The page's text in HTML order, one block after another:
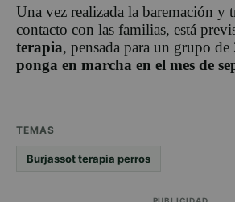
Una vez realizada la baremación y
contacto con las familias, está
terapia, pensada para un grupo de
ponga en marcha en el mes de
TEMAS
Burjassot terapia perros